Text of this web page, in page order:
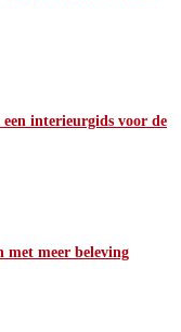
interieurgids voor de
met meer beleving